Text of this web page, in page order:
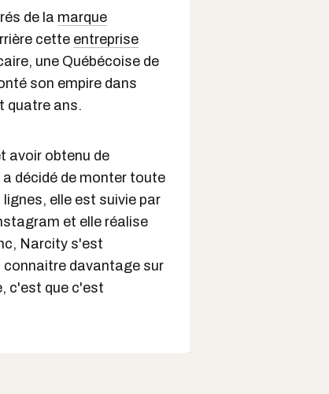
de la marque
cette entreprise
une Québécoise de
son empire dans
quatre ans.
avoir obtenu de
décidé de monter toute
elle est suivie par
et elle réalise
Narcity s'est
connaitre davantage sur
c'est que c'est